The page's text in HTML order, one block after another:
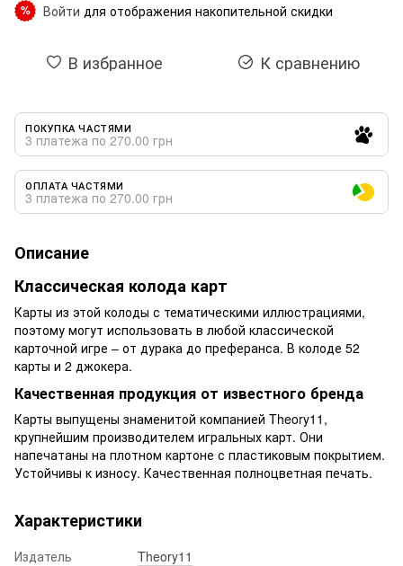
% Войти для отображения накопительной скидки
В избранное К сравнению
ПОКУПКА ЧАСТЯМИ
3 платежа по 270.00 грн
ОПЛАТА ЧАСТЯМИ
3 платежа по 270.00 грн
Описание
Классическая колода карт
Карты из этой колоды с тематическими иллюстрациями,
поэтому могут использовать в любой классической
карточной игре – от дурака до преферанса. В колоде 52
карты и 2 джокера.
Качественная продукция от известного бренда
Карты выпущены знаменитой компанией Theory11,
крупнейшим производителем игральных карт. Они
напечатаны на плотном картоне с пластиковым покрытием.
Устойчивы к износу. Качественная полноцветная печать.
Характеристики
Издатель
Theory11